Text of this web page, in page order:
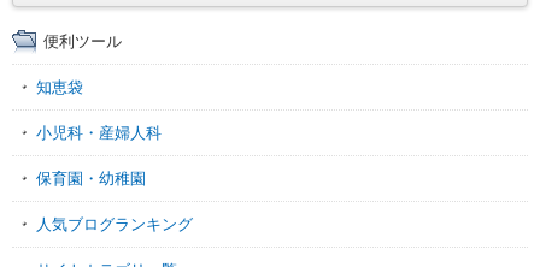
便利ツール
知恵袋
小児科・産婦人科
保育園・幼稚園
人気ブログランキング